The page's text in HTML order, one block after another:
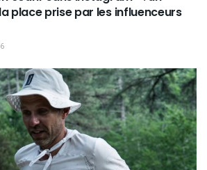
place prise par les influenceurs